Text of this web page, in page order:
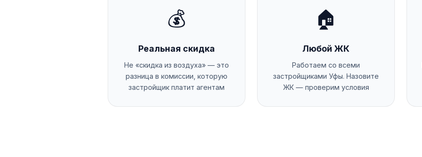
💰
Реальная скидка
Не «скидка из воздуха» — это
разница в комиссии, которую
застройщик платит агентам
🏠
Любой ЖК
Работаем со всеми
застройщиками Уфы. Назовите
ЖК — проверим условия